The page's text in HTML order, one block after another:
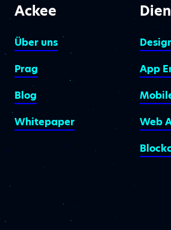
Ackee
Über uns
Prag
Blog
Whitepaper
App
Web